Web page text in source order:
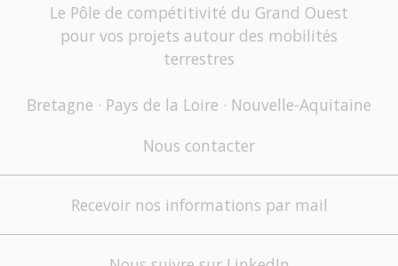
Le Pôle de compétitivité du Grand Ouest
pour vos projets autour des mobilités
terrestres
Bretagne · Pays de la Loire · Nouvelle-Aquitaine
Nous contacter
Recevoir nos informations par mail